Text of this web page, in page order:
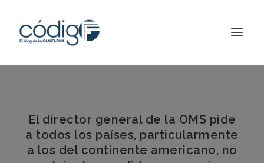
El director general de la OMS pide
a todos los países, particularmente
a los del continente americano, no